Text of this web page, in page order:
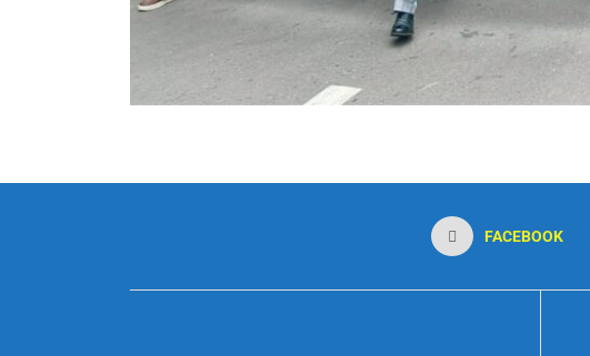
FACEBOOK